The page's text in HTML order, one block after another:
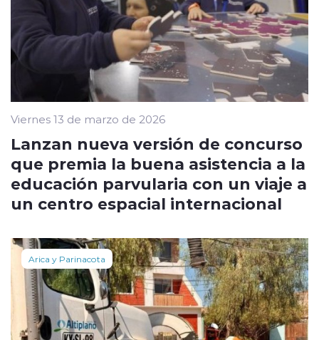
Viernes 13 de marzo de 2026
Lanzan nueva versión de concurso
que premia la buena asistencia a la
educación parvularia con un viaje a
un centro espacial internacional
Arica y Parinacota